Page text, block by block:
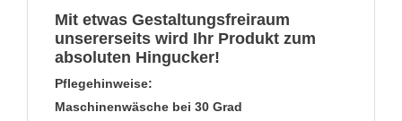
Mit etwas Gestaltungsfreiraum
unsererseits wird Ihr Produkt zum
absoluten Hingucker!
Pflegehinweise:
Maschinenwäsche bei 30 Grad